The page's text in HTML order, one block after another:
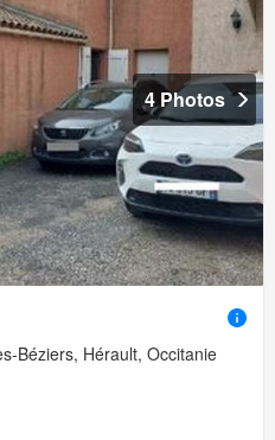
4 Photos
Béziers, Hérault, Occitanie